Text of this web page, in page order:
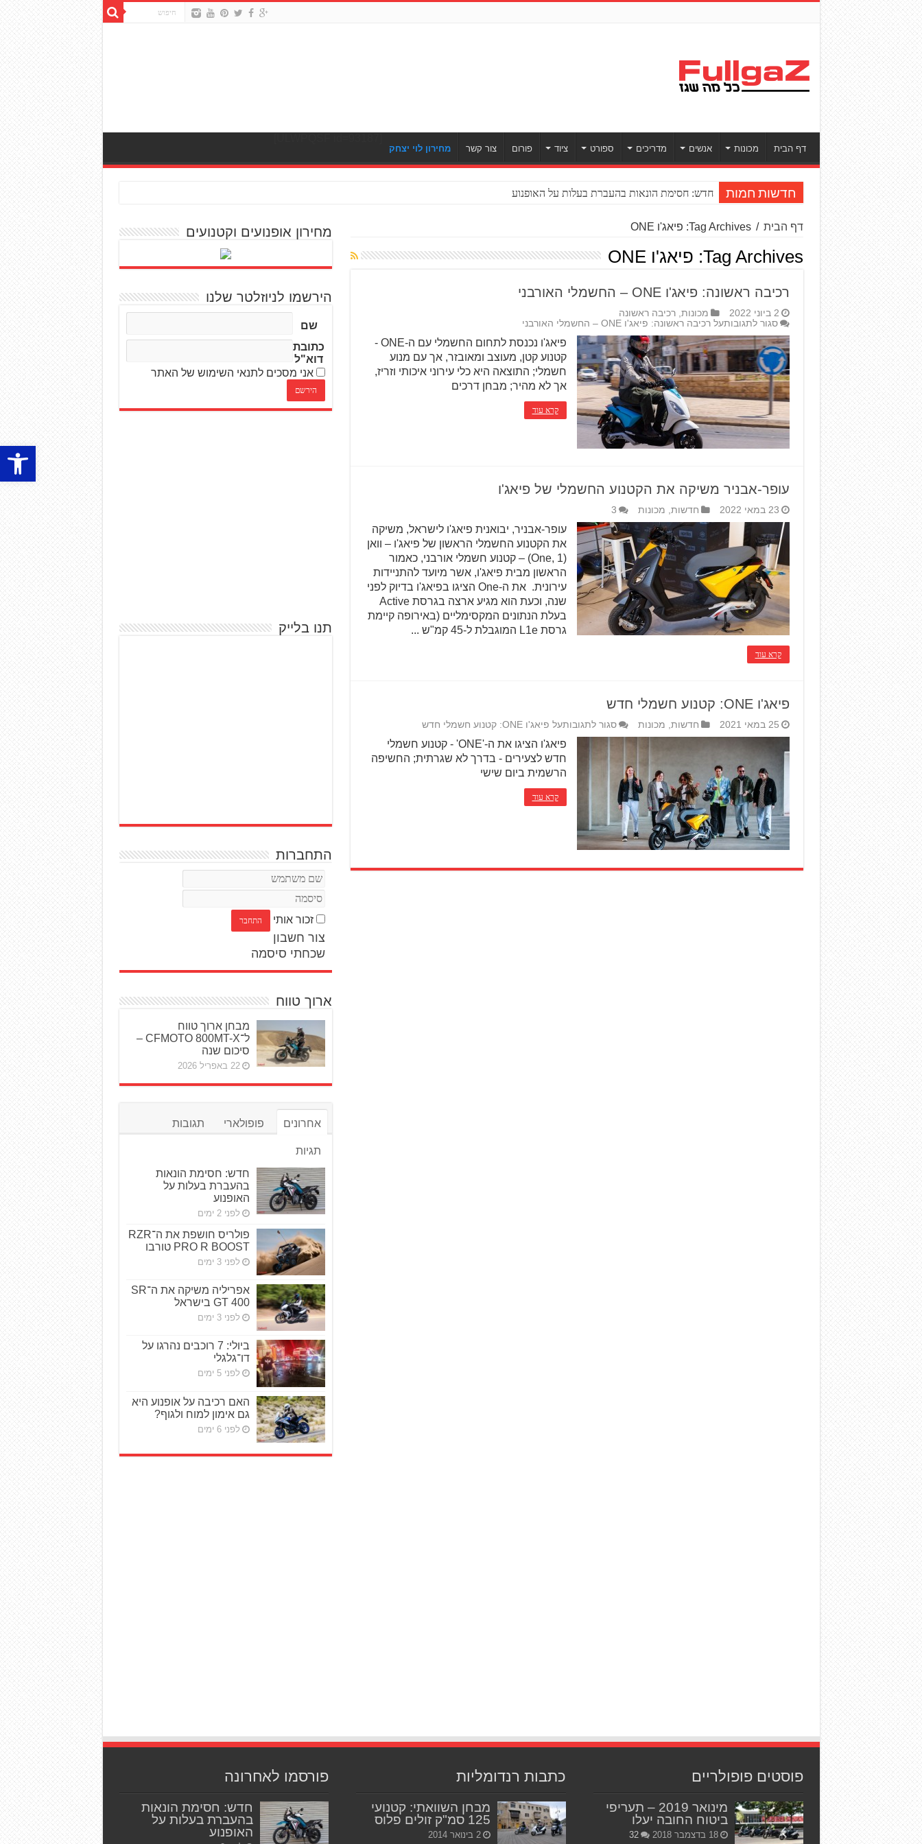
פתח
דף הבית מכונות אנשים מדריכים ספורט ציוד פורום צור קשר מחירון לוי יצחק
חדשות חמות חדש: חסימת הונאות בהעברת בעלות על האופנוע
דף הבית / Tag Archives: פיאג'ו ONE
Tag Archives: פיאג'ו ONE
רכיבה ראשונה: פיאג'ו ONE – החשמלי האורבני
2 ביוני 2022 מכונות,רכיבה ראשונה
סגור לתגובותעל רכיבה ראשונה: פיאג'ו ONE – החשמלי האורבני
פיאג'ו נכנסת לתחום החשמלי עם ה-ONE -
קטנוע קטן, מעוצב ומאובזר, אך עם מנוע
חשמלי; התוצאה היא כלי עירוני איכותי וזריז,
אך לא מהיר; מבחן דרכים
קרא עוד
עופר-אבניר משיקה את הקטנוע החשמלי של פיאג'ו
23 במאי 2022 חדשות, מכונות 3
עופר-אבניר, יבואנית פיאג'ו לישראל, משיקה
את הקטנוע החשמלי הראשון של פיאג'ו – וואן
(One, 1) – קטנוע חשמלי אורבני, כאמור
הראשון מבית פיאג'ו, אשר מיועד להתניידות
עירונית. את ה-One הציגו בפיאג'ו בדיוק לפני
שנה, וכעת הוא מגיע ארצה בגרסת Active
בעלת הנתונים המקסימליים (באירופה קיימת
גרסת L1e המוגבלת ל-45 קמ"ש ...
קרא עוד
פיאג'ו ONE: קטנוע חשמלי חדש
25 במאי 2021 חדשות, מכונות סגור לתגובותעל פיאג'ו ONE: קטנוע חשמלי חדש
פיאג'ו הציגו את ה-'ONE' - קטנוע חשמלי
חדש לצעירים - בדרך לא שגרתית; החשיפה
הרשמית ביום שישי
קרא עוד
מחירון אופנועים וקטנועים
הירשמו לניוזלטר שלנו
שם
כתובת
דוא"ל
אני מסכים לתנאי השימוש של האתר
תנו בלייק
התחברות
זכור אותי
צור חשבון
שכחתי סיסמה
ארוך טווח
מבחן ארוך טווח
ל־CFMOTO 800MT-X –
סיכום שנה
22 באפריל 2026
אחרונים פופולארי תגובות
תגיות
חדש: חסימת הונאות
בהעברת בעלות על
האופנוע
לפני 2 ימים
פולריס חושפת את ה־RZR
PRO R BOOST טורבו
לפני 3 ימים
אפריליה משיקה את ה־SR
GT 400 בישראל
לפני 3 ימים
ביולי: 7 רוכבים נהרגו על
דו־גלגלי
לפני 5 ימים
האם רכיבה על אופנוע היא
גם אימון למוח ולגוף?
לפני 6 ימים
פוסטים פופולריים
מינואר 2019 – תעריפי
ביטוח החובה יעלו
18 בדצמבר 2018 32
כתבות רנדומליות
מבחן השוואתי: קטנועי
125 סמ"ק זולים פלוס
2 בינואר 2014
פורסמו לאחרונה
חדש: חסימת הונאות
בהעברת בעלות על
האופנוע